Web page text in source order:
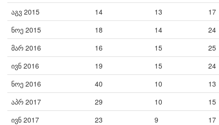
აგვ 2015
14 13
17
ნოე 2015
18 14
24
მარ 2016
16 15
25
ივნ 2016
19 15
24
ნოე 2016
40 10
13
აპრ 2017
29 10
15
ივნ 2017
23 9
17